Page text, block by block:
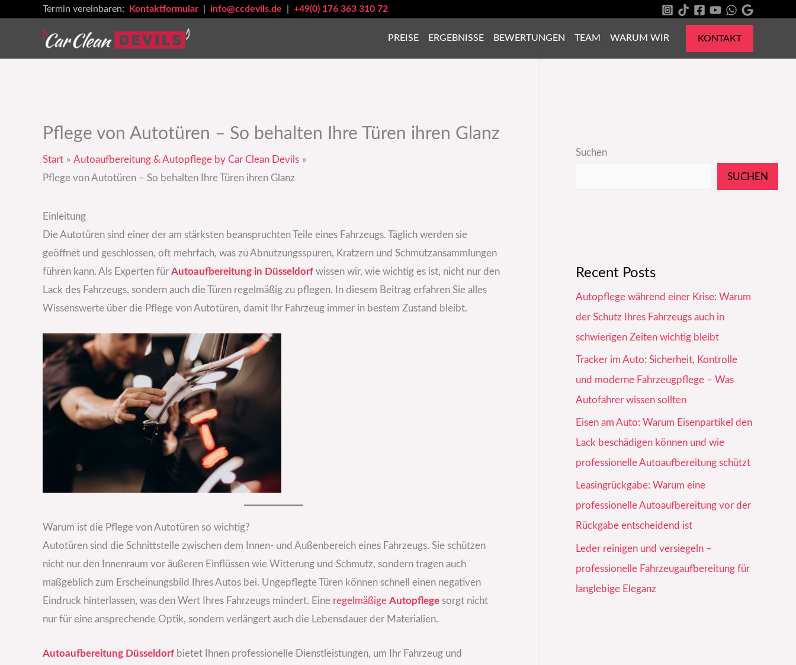
Termin vereinbaren: Kontaktformular info@ccdevils.de +49(0) 176 363 310 72
PREISE ERGEBNISSE BEWERTUNGEN TEAM WARUM WIR KONTAKT
Pflege von Autotüren – So behalten Ihre Türen ihren Glanz
Start
Autoaufbereitung & Autopflege by Car Clean Devils
Pflege von Autotüren – So behalten Ihre Türen ihren Glanz
Einleitung
Die Autotüren sind einer der am stärksten beanspruchten Teile eines Fahrzeugs. Täglich werden sie
geöffnet und geschlossen, oft mehrfach, was zu Abnutzungsspuren, Kratzern und Schmutzansammlungen
führen kann. Als Experten für Autoaufbereitung in Düsseldorf wissen wir, wie wichtig es ist, nicht nur den
Lack des Fahrzeugs, sondern auch die Türen regelmäßig zu pflegen. In diesem Beitrag erfahren Sie alles
Wissenswerte über die Pflege von Autotüren, damit Ihr Fahrzeug immer in bestem Zustand bleibt.
Warum ist die Pflege von Autotüren so wichtig?
Autotüren sind die Schnittstelle zwischen dem Innen- und Außenbereich eines Fahrzeugs. Sie schützen
nicht nur den Innenraum vor äußeren Einflüssen wie Witterung und Schmutz, sondern tragen auch
maßgeblich zum Erscheinungsbild Ihres Autos bei. Ungepflegte Türen können schnell einen negativen
Eindruck hinterlassen, was den Wert Ihres Fahrzeugs mindert. Eine regelmäßige Autopflege sorgt nicht
nur für eine ansprechende Optik, sondern verlängert auch die Lebensdauer der Materialien.
Autoaufbereitung Düsseldorf bietet Ihnen professionelle Dienstleistungen, um Ihr Fahrzeug und
Suchen
SUCHEN
Recent Posts
Autopflege während einer Krise: Warum
der Schutz Ihres Fahrzeugs auch in
schwierigen Zeiten wichtig bleibt
Tracker im Auto: Sicherheit, Kontrolle
und moderne Fahrzeugpflege – Was
Autofahrer wissen sollten
Eisen am Auto: Warum Eisenpartikel den
Lack beschädigen können und wie
professionelle Autoaufbereitung schützt
Leasingrückgabe: Warum eine
professionelle Autoaufbereitung vor der
Rückgabe entscheidend ist
Leder reinigen und versiegeln –
professionelle Fahrzeugaufbereitung für
langlebige Eleganz